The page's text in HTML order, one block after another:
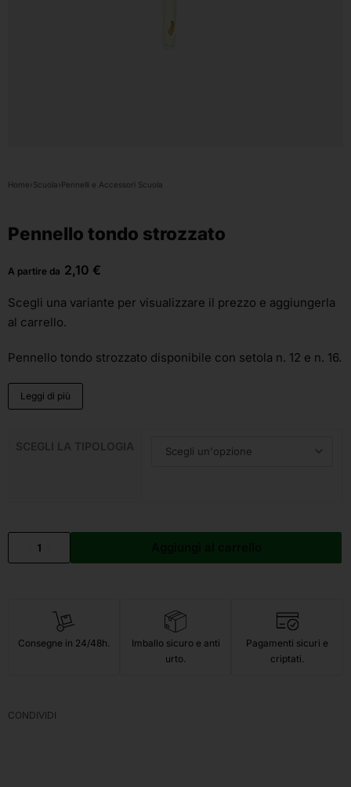
Home›Scuola›Pennelli e Accessori Scuola
Pennello tondo strozzato
A partire da 2,10 €
Scegli una variante per visualizzare il prezzo e aggiungerla
al carrello.
Pennello tondo strozzato disponibile con setola n. 12 e n. 16.
Leggi di più
SCEGLI LA TIPOLOGIA
Consegne in 24/48h.
Imballo sicuro e anti
urto.
Pagamenti sicuri e
criptati.
CONDIVIDI